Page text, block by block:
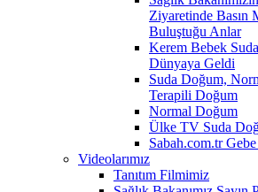
Ziyaretinde Basın
Buluştuğu Anlar
Kerem Bebek
Dünyaya Geldi
Suda Doğum,
Terapili Doğum
Normal Doğum
Ülke TV Suda
Sabah.com.tr
Videolarımız
Tanıtım Filmimiz